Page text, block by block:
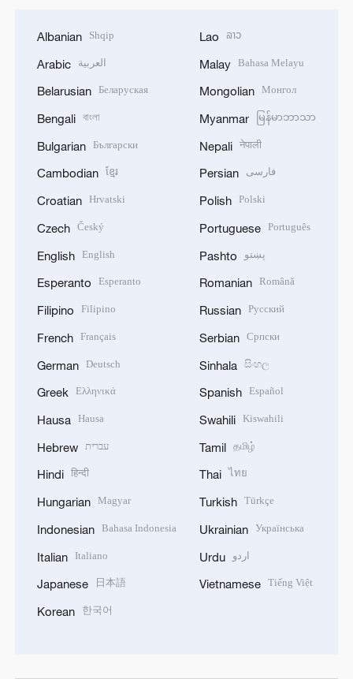
Albanian Shqip
Arabic العربية
Belarusian Беларуская
Bengali বাংলা
Bulgarian Български
Cambodian ខ្មែរ
Croatian Hrvatski
Czech Český
English English
Esperanto Esperanto
Filipino Filipino
French Français
German Deutsch
Greek Ελληνικά
Hausa Hausa
Hebrew עברית
Hindi हिन्दी
Hungarian Magyar
Indonesian Bahasa Indonesia
Italian Italiano
Japanese 日本語
Korean 한국어
Lao ລາວ
Malay Bahasa Melayu
Mongolian Монгол
Myanmar မြန်မာဘာသာ
Nepali नेपाली
Persian فارسی
Polish Polski
Portuguese Português
Pashto پښتو
Romanian Română
Russian Русский
Serbian Српски
Sinhala සිංහල
Spanish Español
Swahili Kiswahili
Tamil தமிழ்
Thai ไทย
Turkish Türkçe
Ukrainian Українська
Urdu اردو
Vietnamese Tiếng Việt